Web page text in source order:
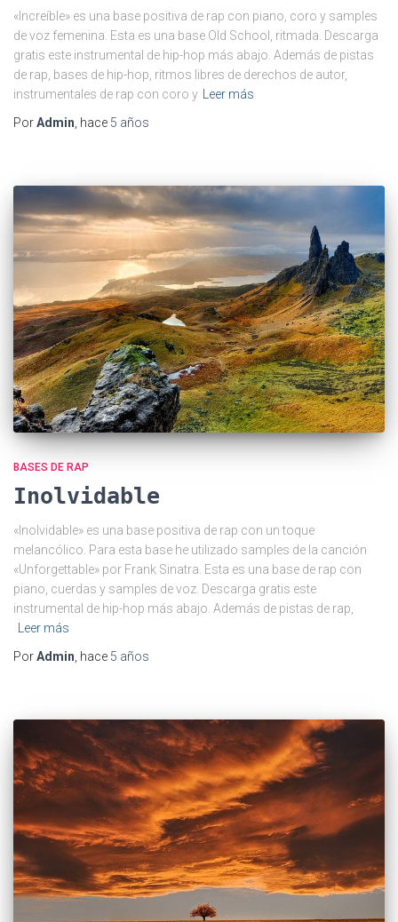
«Increíble» es una base positiva de rap con piano, coro y samples
de voz femenina. Esta es una base Old School, ritmada. Descarga
gratis este instrumental de hip-hop más abajo. Además de pistas
de rap, bases de hip-hop, ritmos libres de derechos de autor,
instrumentales de rap con coro y
Leer más
PorAdmin , hace 5 años
BASES DE RAP
Inolvidable
«Inolvidable» es una base positiva de rap con un toque
melancólico. Para esta base he utilizado samples de la canción
«Unforgettable» por Frank Sinatra. Esta es una base de rap con
piano, cuerdas y samples de voz. Descarga gratis este
instrumental de hip-hop más abajo. Además de pistas de rap,
Leer más
PorAdmin, hace 5 años